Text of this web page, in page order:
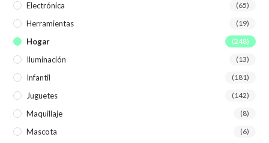
Electrónica (65)
Herramientas (19)
Hogar (248)
Iluminación (13)
Infantil (181)
Juguetes (142)
Maquillaje (8)
Mascota (6)